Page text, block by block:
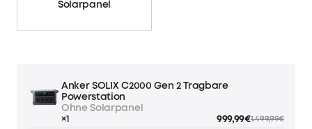
Solarpanel
Anker SOLIX C2000 Gen 2 Tragbare
Powerstation
Ohne Solarpanel
×1
999,99€1.499,99€